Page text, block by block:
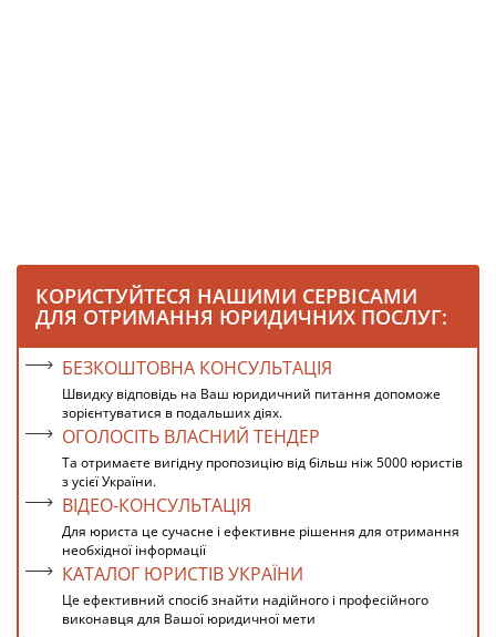
КОРИСТУЙТЕСЯ НАШИМИ СЕРВІСАМИ
ДЛЯ ОТРИМАННЯ ЮРИДИЧНИХ ПОСЛУГ:
БЕЗКОШТОВНА КОНСУЛЬТАЦІЯ
Швидку відповідь на Ваш юридичний питання допоможе
зорієнтуватися в подальших діях.
ОГОЛОСІТЬ ВЛАСНИЙ ТЕНДЕР
Та отримаєте вигідну пропозицію від більш ніж 5000 юристів
з усієї України.
ВІДЕО-КОНСУЛЬТАЦІЯ
Для юриста це сучасне і ефективне рішення для отримання
необхідної інформації
КАТАЛОГ ЮРИСТІВ УКРАЇНИ
Це ефективний спосіб знайти надійного і професійного
виконавця для Вашої юридичної мети